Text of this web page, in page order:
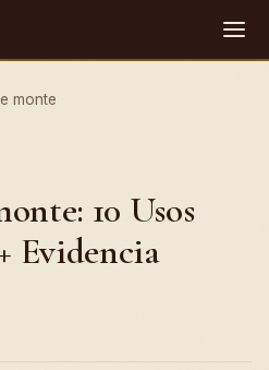
monte
10 Usos
Evidencia